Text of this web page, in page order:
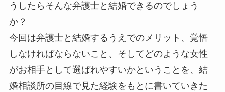
うしたらそんな弁護士と結婚できるのでしょう
か？
今回は弁護士と結婚するうえでのメリット、覚悟
しなければならないこと、そしてどのような女性
がお相手として選ばれやすいかということを、結
婚相談所の目線で見た経験をもとに書いていきた